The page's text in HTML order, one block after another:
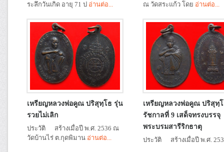
ระลึกวันเกิด อายุ 71 ป อ่านต่อ...
ณ วัดสระแก้ว โดย อ่านต่อ...
เหรียญหลวงพ่อคูณ ปริสุทฺโธ รุ่น
รวยไม่เลิก
ประวัติ สร้างเมื่อปี พ.ศ. 2536 ณ
วัดบ้านไร่ ต.กุดพิมาน อ่านต่อ...
เหรียญหลวงพ่อคูณ ปริสุทฺ
รัชกาลที่ 9 เสด็จทรงบรรจุ
พระบรมสารีริกธาตุ
ประวัติ สร้างเมื่อปี พ.ศ.